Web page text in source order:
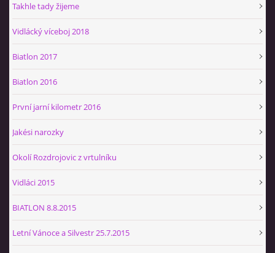
Takhle tady žijeme
Vidlácký víceboj 2018
Biatlon 2017
Biatlon 2016
První jarní kilometr 2016
Jakési narozky
Okolí Rozdrojovic z vrtulníku
Vidláci 2015
BIATLON 8.8.2015
Letní Vánoce a Silvestr 25.7.2015